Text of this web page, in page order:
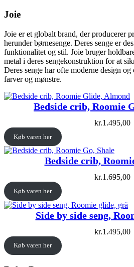
Joie
Joie er et globalt brand, der producerer
herunder børnesenge. Deres senge er
funktionalitet og stil. Joie bruger
metal i deres sengekonstruktion for at
Deres senge har ofte moderne design
farver og mønstre.
Bedside crib, Roomie
kr.1.495,00
Køb varen her
Bedside crib,
kr.1.695,00
Køb varen her
Side by side seng,
kr.1.495,00
Køb varen her